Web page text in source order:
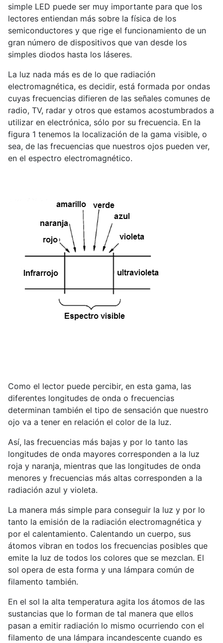
simple LED puede ser muy importante para que los
lectores entiendan más sobre la física de los
semiconductores y que rige el funcionamiento de un
gran número de dispositivos que van desde los
simples diodos hasta los láseres.
La luz nada más es de lo que radiación
electromagnética, es decidir, está formada por ondas
cuyas frecuencias difieren de las señales comunes de
radio, TV, radar y otros que estamos acostumbrados a
utilizar en electrónica, sólo por su frecuencia. En la
figura 1 tenemos la localización de la gama visible, o
sea, de las frecuencias que nuestros ojos pueden ver,
en el espectro electromagnético.
Como el lector puede percibir, en esta gama, las
diferentes longitudes de onda o frecuencias
determinan también el tipo de sensación que nuestro
ojo va a tener en relación el color de la luz.
Así, las frecuencias más bajas y por lo tanto las
longitudes de onda mayores corresponden a la luz
roja y naranja, mientras que las longitudes de onda
menores y frecuencias más altas corresponden a la
radiación azul y violeta.
La manera más simple para conseguir la luz y por lo
tanto la emisión de la radiación electromagnética y
por el calentamiento. Calentando un cuerpo, sus
átomos vibran en todos los frecuencias posibles que
emite la luz de todos los colores que se mezclan. El
sol opera de esta forma y una lámpara común de
filamento también.
En el sol la alta temperatura agita los átomos de las
sustancias que lo forman de tal manera que ellos
pasan a emitir radiación lo mismo ocurriendo con el
filamento de una lámpara incandescente cuando es